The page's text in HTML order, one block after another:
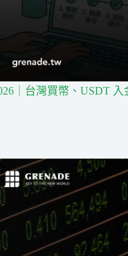
｜台灣買幣、USDT 入